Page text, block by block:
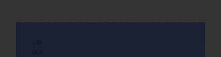
+30
000